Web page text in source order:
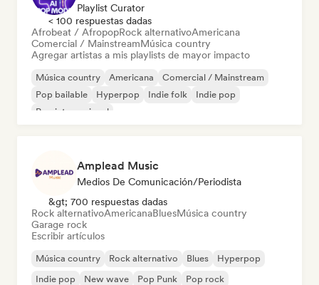
Playlist Curator
< 100 respuestas dadas
Afrobeat / AfropopRock alternativoAmericana
Comercial / MainstreamMúsica country
Agregar artistas a mis playlists de mayor impacto
Música country Americana
Comercial / Mainstream
Pop bailable
Hyperpop Indie folk
Indie pop
Pop internacional
Amplead Music
Medios De Comunicación/Periodista
&gt; 700 respuestas dadas
Rock alternativoAmericanaBluesMúsica country
Garage rock
Escribir artículos
Música country Rock alternativo Blues
Hyperpop
Indie pop
New wave Pop Punk Pop rock